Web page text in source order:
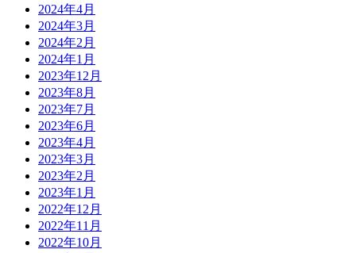
2024年4月
2024年3月
2024年2月
2024年1月
2023年12月
2023年8月
2023年7月
2023年6月
2023年4月
2023年3月
2023年2月
2023年1月
2022年12月
2022年11月
2022年10月